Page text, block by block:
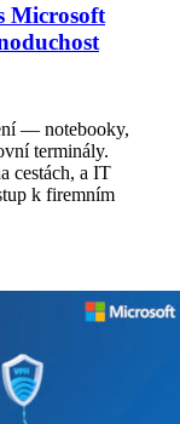
Microsoft
— notebooky,
terminály.
cestách, a IT
k firemním